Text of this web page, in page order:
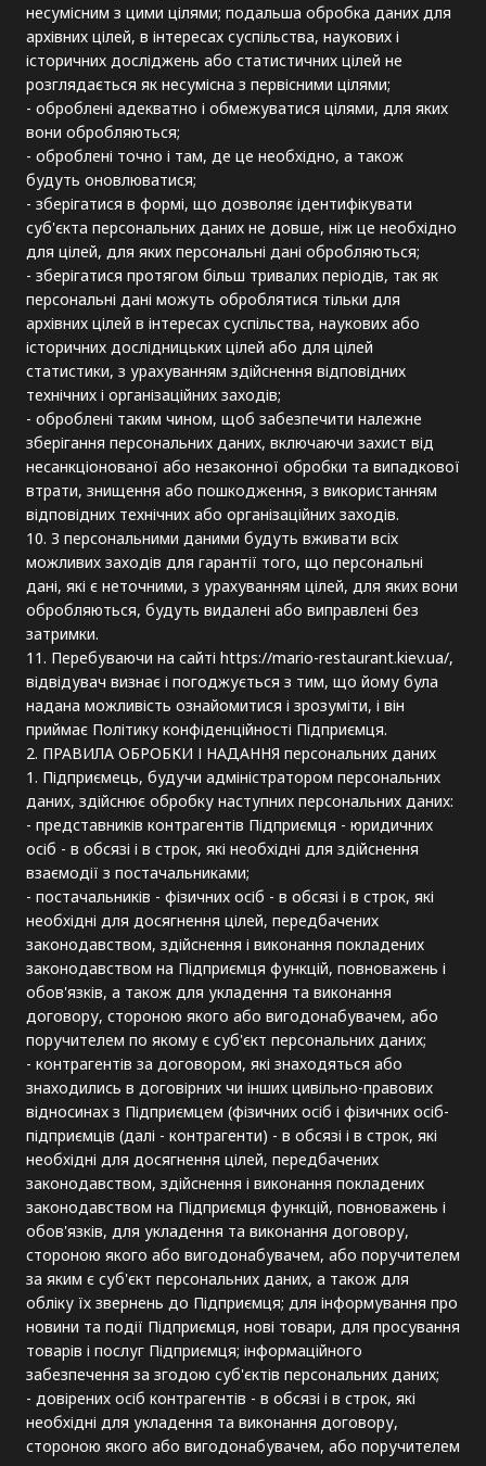
несумісним з цими цілями; подальша обробка даних для
архівних цілей, в інтересах суспільства, наукових і
історичних досліджень або статистичних цілей не
розглядається як несумісна з первісними цілями;
- оброблені адекватно і обмежуватися цілями, для яких
вони обробляються;
- оброблені точно і там, де це необхідно, а також
будуть оновлюватися;
- зберігатися в формі, що дозволяє ідентифікувати
суб'єкта персональних даних не довше, ніж це необхідно
для цілей, для яких персональні дані обробляються;
- зберігатися протягом більш тривалих періодів, так як
персональні дані можуть оброблятися тільки для
архівних цілей в інтересах суспільства, наукових або
історичних дослідницьких цілей або для цілей
статистики, з урахуванням здійснення відповідних
технічних і організаційних заходів;
- оброблені таким чином, щоб забезпечити належне
зберігання персональних даних, включаючи захист від
несанкціонованої або незаконної обробки та випадкової
втрати, знищення або пошкодження, з використанням
відповідних технічних або організаційних заходів.
10. З персональними даними будуть вживати всіх
можливих заходів для гарантії того, що персональні
дані, які є неточними, з урахуванням цілей, для яких вони
обробляються, будуть видалені або виправлені без
затримки.
11. Перебуваючи на сайті https://mario-restaurant.kiev.ua/,
відвідувач визнає і погоджується з тим, що йому була
надана можливість ознайомитися і зрозуміти, і він
приймає Політику конфіденційності Підприємця.
2. ПРАВИЛА ОБРОБКИ І НАДАННЯ персональних даних
1. Підприємець, будучи адміністратором персональних
даних, здійснює обробку наступних персональних даних:
- представників контрагентів Підприємця - юридичних
осіб - в обсязі і в строк, які необхідні для здійснення
взаємодії з постачальниками;
- постачальників - фізичних осіб - в обсязі і в строк, які
необхідні для досягнення цілей, передбачених
законодавством, здійснення і виконання покладених
законодавством на Підприємця функцій, повноважень і
обов'язків, а також для укладення та виконання
договору, стороною якого або вигодонабувачем, або
поручителем по якому є суб'єкт персональних даних;
- контрагентів за договором, які знаходяться або
знаходились в договірних чи інших цивільно-правових
відносинах з Підприємцем (фізичних осіб і фізичних осіб-
підприємців (далі - контрагенти) - в обсязі і в строк, які
необхідні для досягнення цілей, передбачених
законодавством, здійснення і виконання покладених
законодавством на Підприємця функцій, повноважень і
обов'язків, для укладення та виконання договору,
стороною якого або вигодонабувачем, або поручителем
за яким є суб'єкт персональних даних, а також для
обліку їх звернень до Підприємця; для інформування про
новини та події Підприємця, нові товари, для просування
товарів і послуг Підприємця; інформаційного
забезпечення за згодою суб'єктів персональних даних;
- довірених осіб контрагентів - в обсязі і в строк, які
необхідні для укладення та виконання договору,
стороною якого або вигодонабувачем, або поручителем